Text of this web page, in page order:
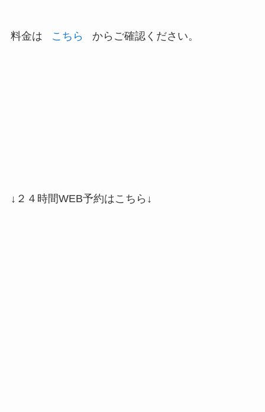
料金は こちら からご確認ください。
↓２４時間WEB予約はこちら↓